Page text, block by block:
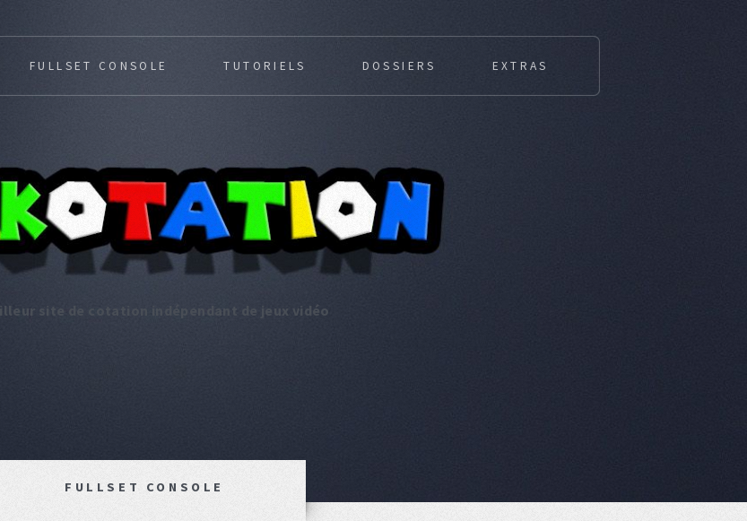
site de cotation indépendant de jeux vidéo
FULLSET CONSOLE TUTORIELS DOSSIERS EXTRAS
FULLSET CONSOLE